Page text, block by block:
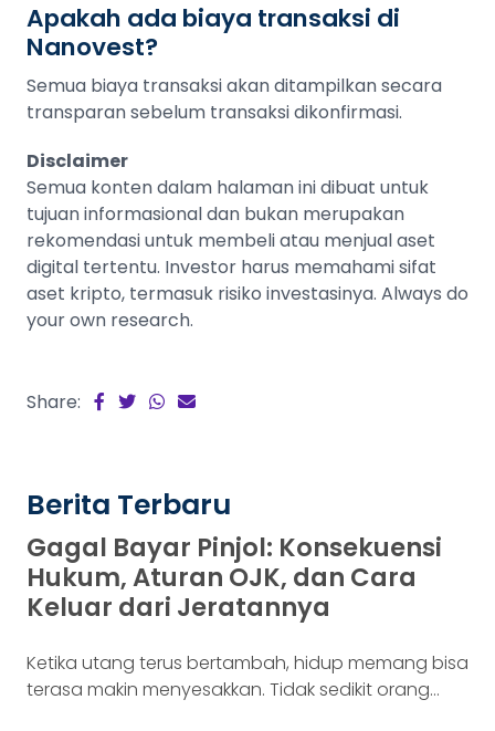
Apakah ada biaya transaksi di
Nanovest?
Semua biaya transaksi akan ditampilkan secara
transparan sebelum transaksi dikonfirmasi.
Disclaimer
Semua konten dalam halaman ini dibuat untuk
tujuan informasional dan bukan merupakan
rekomendasi untuk membeli atau menjual aset
digital tertentu. Investor harus memahami sifat
aset kripto, termasuk risiko investasinya. Always do
your own research.
Share:
Berita Terbaru
Gagal Bayar Pinjol: Konsekuensi
Hukum, Aturan OJK, dan Cara
Keluar dari Jeratannya
Ketika utang terus bertambah, hidup memang bisa
terasa makin menyesakkan. Tidak sedikit orang